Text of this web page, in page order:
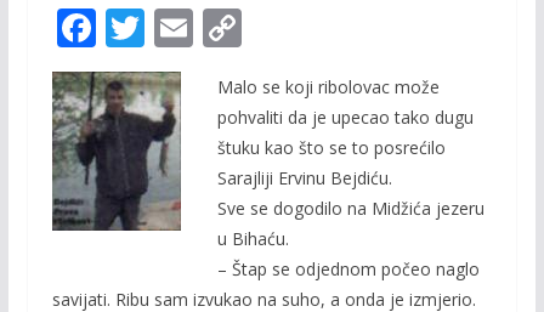
F
ac
e
b
o
o
T
w
itt
er
E
ai
C
o
p
y
Li
n
k
Malo se koji ribolovac može
pohvaliti da je upecao tako dugu
štuku kao što se to posrećilo
Sarajliji Ervinu Bejdiću.
Sve se dogodilo na Midžića jezeru
u Bihaću.
– Štap se odjednom počeo naglo
savijati. Ribu sam izvukao na suho, a onda je izmjerio.